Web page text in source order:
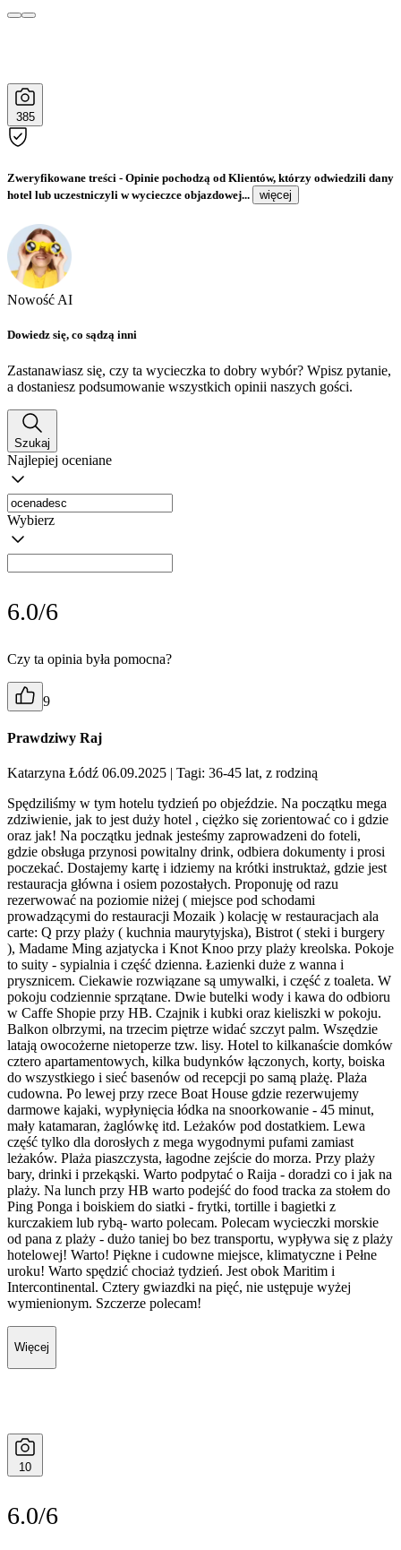
385
Zweryfikowane treści - Opinie pochodzą od Klientów, którzy odwiedzili dany
hotel lub uczestniczyli w wycieczce objazdowej...
więcej
Nowość AI
Dowiedz się, co sądzą inni
Zastanawiasz się, czy ta wycieczka to dobry wybór? Wpisz pytanie,
a dostaniesz podsumowanie wszystkich opinii naszych gości.
Szukaj
Najlepiej oceniane
Wybierz
6.0/6
Czy ta opinia była pomocna?
9
Prawdziwy Raj
Katarzyna Łódź 06.09.2025 | Tagi: 36-45 lat, z rodziną
Spędziliśmy w tym hotelu tydzień po objeździe. Na początku mega
zdziwienie, jak to jest duży hotel , ciężko się zorientować co i gdzie
oraz jak! Na początku jednak jesteśmy zaprowadzeni do foteli,
gdzie obsługa przynosi powitalny drink, odbiera dokumenty i prosi
poczekać. Dostajemy kartę i idziemy na krótki instruktaż, gdzie jest
restauracja główna i osiem pozostałych. Proponuję od razu
rezerwować na poziomie niżej ( miejsce pod schodami
prowadzącymi do restauracji Mozaik ) kolację w restauracjach ala
carte: Q przy plaży ( kuchnia maurytyjska), Bistrot ( steki i burgery
), Madame Ming azjatycka i Knot Knoo przy plaży kreolska. Pokoje
to suity - sypialnia i część dzienna. Łazienki duże z wanna i
prysznicem. Ciekawie rozwiązane są umywalki, i część z toaleta. W
pokoju codziennie sprzątane. Dwie butelki wody i kawa do odbioru
w Caffe Shopie przy HB. Czajnik i kubki oraz kieliszki w pokoju.
Balkon olbrzymi, na trzecim piętrze widać szczyt palm. Wszędzie
latają owocożerne nietoperze tzw. lisy. Hotel to kilkanaście domków
cztero apartamentowych, kilka budynków łączonych, korty, boiska
do wszystkiego i sieć basenów od recepcji po samą plażę. Plaża
cudowna. Po lewej przy rzece Boat House gdzie rezerwujemy
darmowe kajaki, wypłynięcia łódka na snoorkowanie - 45 minut,
mały katamaran, żaglówkę itd. Leżaków pod dostatkiem. Lewa
część tylko dla dorosłych z mega wygodnymi pufami zamiast
leżaków. Plaża piaszczysta, łagodne zejście do morza. Przy plaży
bary, drinki i przekąski. Warto podpytać o Raija - doradzi co i jak na
plaży. Na lunch przy HB warto podejść do food tracka za stołem do
Ping Ponga i boiskiem do siatki - frytki, tortille i bagietki z
kurczakiem lub rybą- warto polecam. Polecam wycieczki morskie
od pana z plaży - dużo taniej bo bez transportu, wypływa się z plaży
hotelowej! Warto! Piękne i cudowne miejsce, klimatyczne i Pełne
uroku! Warto spędzić chociaż tydzień. Jest obok Maritim i
Intercontinental. Cztery gwiazdki na pięć, nie ustępuje wyżej
wymienionym. Szczerze polecam!
Więcej
10
6.0/6